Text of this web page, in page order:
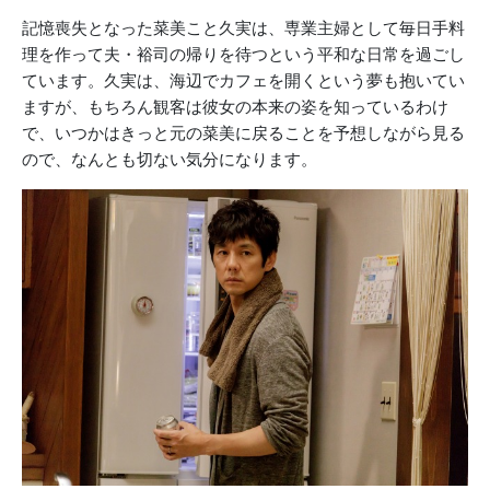
記憶喪失となった菜美こと久実は、専業主婦として毎日手料
理を作って夫・裕司の帰りを待つという平和な日常を過ごし
ています。久実は、海辺でカフェを開くという夢も抱いてい
ますが、もちろん観客は彼女の本来の姿を知っているわけ
で、いつかはきっと元の菜美に戻ることを予想しながら見る
ので、なんとも切ない気分になります。